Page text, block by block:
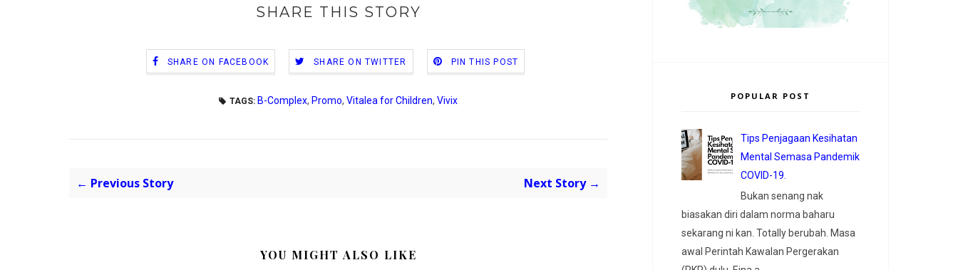
SHARE THIS STORY
SHARE ON FACEBOOK SHARE ON TWITTER PIN THIS POST
TAGS: B-Complex, Promo, Vitalea for Children, Vivix
← Previous Story Next Story →
YOU MIGHT ALSO LIKE
POPULAR POST
Tips Penjagaan Kesihatan
Mental Semasa Pandemik
COVID-19.
Bukan senang nak
biasakan diri dalam norma baharu
sekarang ni kan. Totally berubah. Masa
awal Perintah Kawalan Pergerakan